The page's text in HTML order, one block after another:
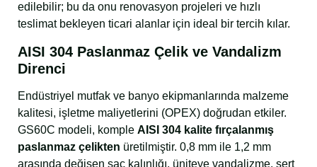
edilebilir; bu da onu renovasyon projeleri ve hızlı
teslimat bekleyen ticari alanlar için ideal bir tercih kılar.
AISI 304 Paslanmaz Çelik ve Vandalizm
Direnci
Endüstriyel mutfak ve banyo ekipmanlarında malzeme
kalitesi, işletme maliyetlerini (OPEX) doğrudan etkiler.
GS60C modeli, komple AISI 304 kalite fırçalanmış
paslanmaz çelikten üretilmiştir. 0,8 mm ile 1,2 mm
arasında değişen sac kalınlığı, üniteye vandalizme, sert